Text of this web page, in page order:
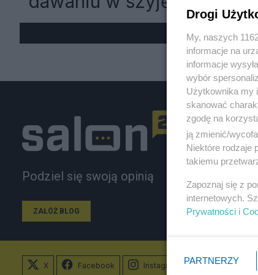
Podziel się swoją opinią
ZAŁÓŻ BLOG
X Facebook Instagram
Drogi
My, naszych
informacje na
informacje
wybór
Użytkownika my
skanować
zgodę na
ją zmienić/
Niektóre rodzaje
takiemu
Zapoznaj się z
internetowych.
Prywatności i
PARTNERZY